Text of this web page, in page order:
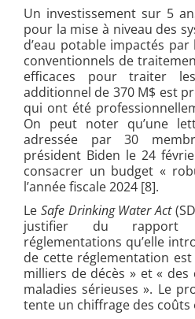
Un investissement sur 5
pour la mise à niveau des
d’eau potable impactés par
conventionnels de
efficaces pour traiter
additionnel de 370 M$ est
qui ont été
On peut noter qu’une
adressée par 30
président Biden le 24
consacrer un budget «
l’année fiscale 2024 [8].
Le Safe Drinking Water Act
justifier du rapport
réglementations qu’elle
de cette réglementation
milliers de décès » et «
maladies sérieuses ». Le
tente un chiffrage des coûts